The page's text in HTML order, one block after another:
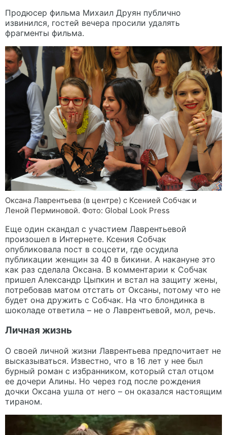
Продюсер фильма Михаил Друян публично
извинился, гостей вечера просили удалять
фрагменты фильма.
Оксана Лаврентьева (в центре) с Ксенией Собчак и
Леной Перминовой. Фото: Global Look Press
Еще один скандал с участием Лаврентьевой
произошел в Интернете. Ксения Собчак
опубликовала пост в соцсети, где осудила
публикации женщин за 40 в бикини. А накануне это
как раз сделала Оксана. В комментарии к Собчак
пришел Александр Цыпкин и встал на защиту жены,
потребовав матом отстать от Оксаны, потому что не
будет она дружить с Собчак. На что блондинка в
шоколаде ответила – не о Лаврентьевой, мол, речь.
Личная жизнь
О своей личной жизни Лаврентьева предпочитает не
высказываться. Известно, что в 16 лет у нее был
бурный роман с избранником, который стал отцом
ее дочери Алины. Но через год после рождения
дочки Оксана ушла от него – он оказался настоящим
тираном.